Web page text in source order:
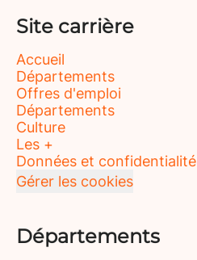
Site carrière
Accueil
Départements
Offres d'emploi
Départements
Culture
Les +
Données et confidentialité
Gérer les cookies
Départements